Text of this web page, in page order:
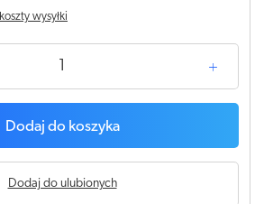
koszty wysyłki
Dodaj do koszyka
Dodaj do ulubionych